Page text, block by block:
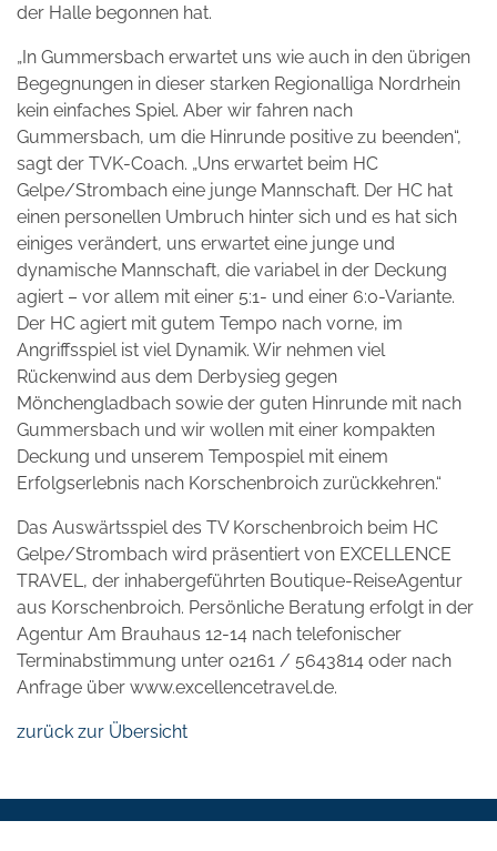
der Halle begonnen hat.
„In Gummersbach erwartet uns wie auch in den übrigen
Begegnungen in dieser starken Regionalliga Nordrhein
kein einfaches Spiel. Aber wir fahren nach
Gummersbach, um die Hinrunde positive zu beenden“,
sagt der TVK-Coach. „Uns erwartet beim HC
Gelpe/Strombach eine junge Mannschaft. Der HC hat
einen personellen Umbruch hinter sich und es hat sich
einiges verändert, uns erwartet eine junge und
dynamische Mannschaft, die variabel in der Deckung
agiert – vor allem mit einer 5:1- und einer 6:0-Variante.
Der HC agiert mit gutem Tempo nach vorne, im
Angriffsspiel ist viel Dynamik. Wir nehmen viel
Rückenwind aus dem Derbysieg gegen
Mönchengladbach sowie der guten Hinrunde mit nach
Gummersbach und wir wollen mit einer kompakten
Deckung und unserem Tempospiel mit einem
Erfolgserlebnis nach Korschenbroich zurückkehren.“
Das Auswärtsspiel des TV Korschenbroich beim HC
Gelpe/Strombach wird präsentiert von EXCELLENCE
TRAVEL, der inhabergeführten Boutique-ReiseAgentur
aus Korschenbroich. Persönliche Beratung erfolgt in der
Agentur Am Brauhaus 12-14 nach telefonischer
Terminabstimmung unter 02161 / 5643814 oder nach
Anfrage über www.excellencetravel.de.
zurück zur Übersicht